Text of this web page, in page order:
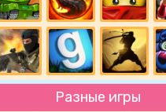
Разные игры